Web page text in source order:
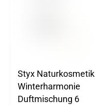
Styx Naturkosmetik
Winterharmonie
Duftmischung 6